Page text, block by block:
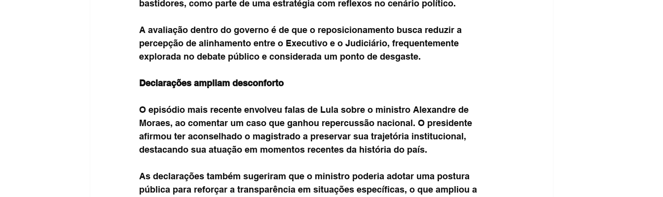
bastidores, como parte de uma estratégia com reflexos no cenário político.
A avaliação dentro do governo é de que o reposicionamento busca reduzir a
percepção de alinhamento entre o Executivo e o Judiciário, frequentemente
explorada no debate público e considerada um ponto de desgaste.
Declarações ampliam desconforto
O episódio mais recente envolveu falas de Lula sobre o ministro Alexandre de
Moraes, ao comentar um caso que ganhou repercussão nacional. O presidente
afirmou ter aconselhado o magistrado a preservar sua trajetória institucional,
destacando sua atuação em momentos recentes da história do país.
As declarações também sugeriram que o ministro poderia adotar uma postura
pública para reforçar a transparência em situações específicas, o que ampliou a